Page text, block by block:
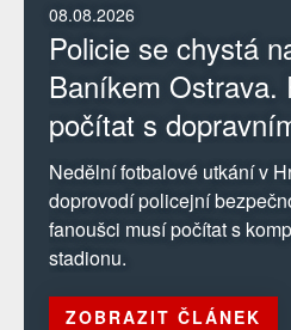
08.08.2026
Policie se chystá
Baníkem Ostrava.
počítat s
Nedělní fotbalové utkání v
doprovodí policejní
fanoušci musí počítat s
stadionu.
ZOBRAZIT ČLÁNEK